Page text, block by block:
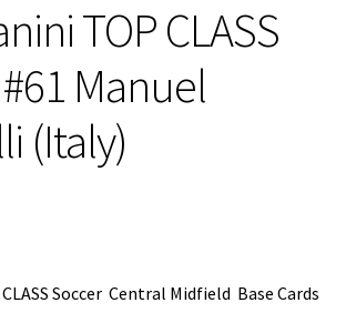
TOP CLASS
Manuel
(Italy)
Soccer Central Midfield Base Cards